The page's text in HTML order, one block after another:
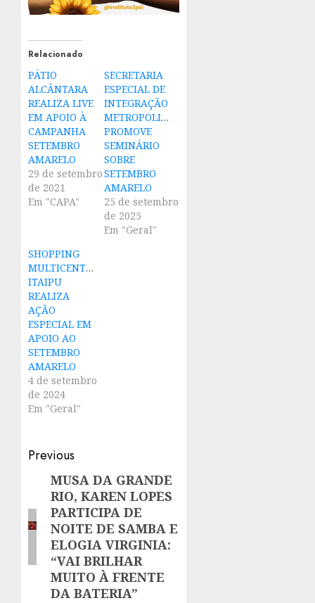
Relacionado
PÁTIO
ALCÂNTARA
REALIZA LIVE
EM APOIO À
CAMPANHA
SETEMBRO
AMARELO
29 de setembro
de 2021
Em "CAPA"
SECRETARIA
ESPECIAL DE
INTEGRAÇÃO
METROPOLITANA
PROMOVE
SEMINÁRIO
SOBRE
SETEMBRO
AMARELO
25 de setembro
de 2025
Em "Geral"
SHOPPING
MULTICENTER
ITAIPU
REALIZA
AÇÃO
ESPECIAL EM
APOIO AO
SETEMBRO
AMARELO
4 de setembro
de 2024
Em "Geral"
Post
navigation
Previous
Previous
post:
MUSA DA GRANDE
RIO, KAREN LOPES
PARTICIPA DE
NOITE DE SAMBA E
ELOGIA VIRGINIA:
“VAI BRILHAR
MUITO À FRENTE
DA BATERIA”